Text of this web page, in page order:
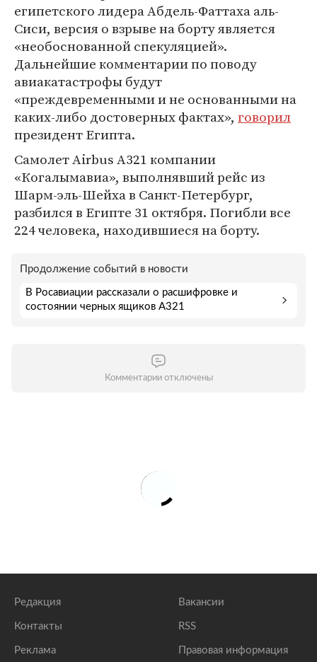
египетского лидера Абдель-Фаттаха аль-
Сиси, версия о взрыве на борту является
«необоснованной спекуляцией».
Дальнейшие комментарии по поводу
авиакатастрофы будут
«преждевременными и не основанными на
каких-либо достоверных фактах», говорил
президент Египта.
Самолет Airbus A321 компании
«Когалымавиа», выполнявший рейс из
Шарм-эль-Шейха в Санкт-Петербург,
разбился в Египте 31 октября. Погибли все
224 человека, находившиеся на борту.
Продолжение событий в новости
В Росавиации рассказали о расшифровке и
состоянии черных ящиков A321
Комментарии отключены
Редакция
Контакты
Реклама
Вакансии
RSS
Правовая информация